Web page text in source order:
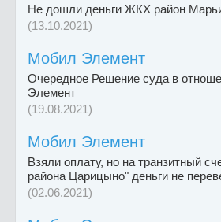
Не дошли деньги ЖКХ район
(13.10.2021)
Мобил Элемент
Очередное Решение суда в
Элемент
(19.08.2021)
Мобил Элемент
Взяли оплату, но на транзитный
района Царицыно" деньги не
(02.06.2021)